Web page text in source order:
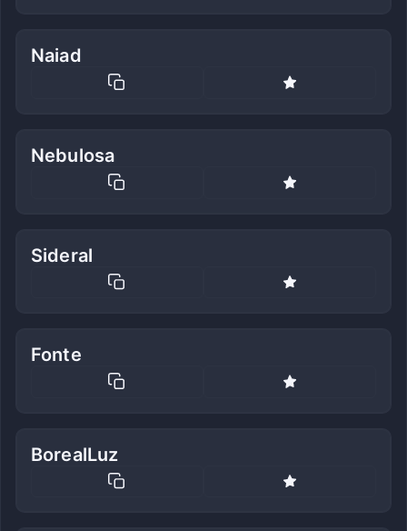
Naiad
Nebulosa
Sideral
Fonte
BorealLuz